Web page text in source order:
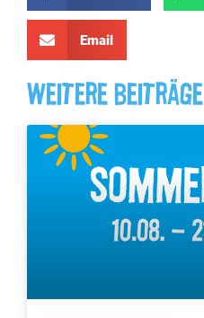
Email
Weitere Beiträge